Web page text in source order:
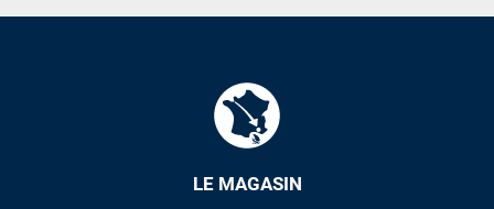
LE MAGASIN
Maronui RICHMOND
il y a 3 mois
VOIR TOUS LES AVIS